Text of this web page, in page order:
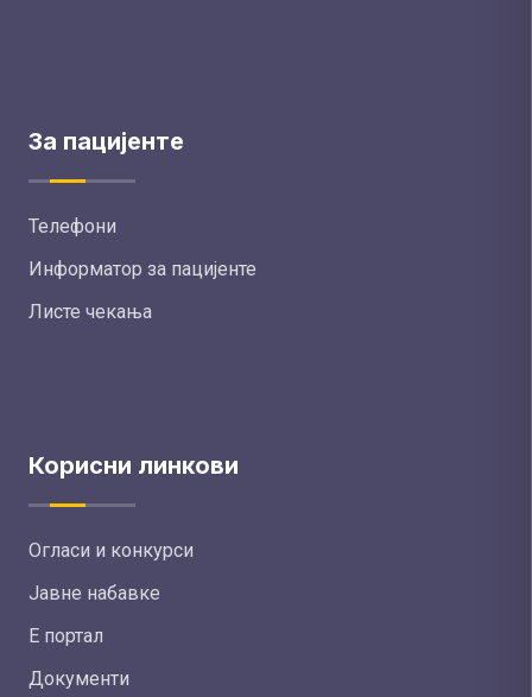
За пацијенте
Телефони
Информатор за пацијенте
Листе чекања
Корисни линкови
Огласи и конкурси
Јавне набавке
Е портал
Документи